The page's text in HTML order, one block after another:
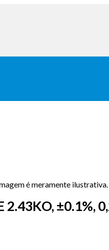
é meramente ilustrativa.
2.43KO, ±0.1%,